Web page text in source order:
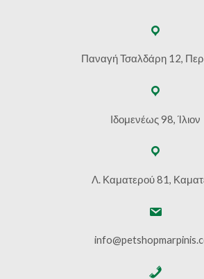
Παναγή Τσαλδάρη 12,
Ιδομενέως 98, Ίλιον
Λ. Καματερού 81,